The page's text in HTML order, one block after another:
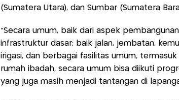
(Sumatera Utara), dan Sumbar (Sumatera
"Secara umum, baik dari aspek
infrastruktur dasar; baik jalan, jembatan,
irigasi, dan berbagai fasilitas umum,
rumah ibadah, secara umum bisa diikuti
yang juga masih menjadi tantangan di